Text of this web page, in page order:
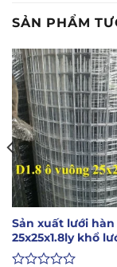
SẢN PHẨM
Sản xuất lưới
25x25x1.8ly khổ
1.2m, 1.5m